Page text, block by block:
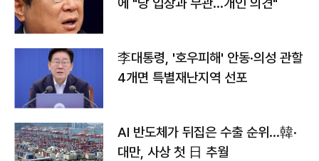
李대통령, '호우피해' 안동·의성 관할
4개면 특별재난지역 선포
AI 반도체가 뒤집은 수출 순위…韓·
대만, 사상 첫 日 추월